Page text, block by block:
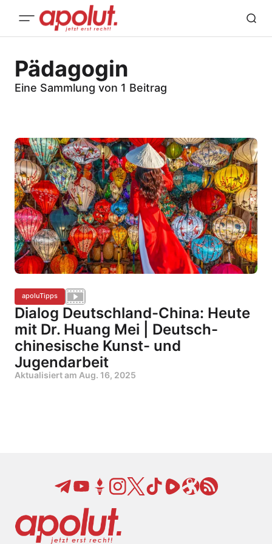
Pädagogin
Eine Sammlung von 1 Beitrag
apoluTipps
Dialog Deutschland-China: Heute
mit Dr. Huang Mei | Deutsch-
chinesische Kunst- und
Jugendarbeit
Aktualisiert am Aug. 16, 2025